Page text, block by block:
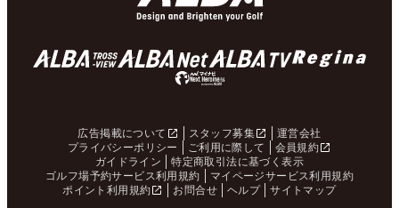
広告掲載について スタッフ募集
運営会社
プライバシーポリシー
ご利用に際して
会員規約
ガイドライン
特定商取引法に基づく表示
ゴルフ場予約サービス利用規約
マイページサービス利用規約
ポイント利用規約
お問合せ ヘルプ サイトマップ